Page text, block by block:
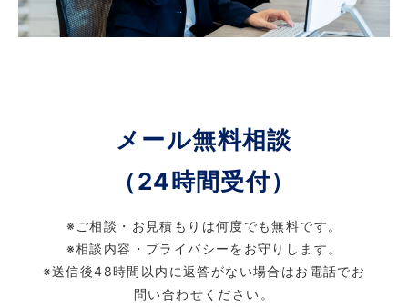
メール無料相談
（24時間受付）
※ご相談・お見積もりは何度でも無料です。
※相談内容・プライバシーをお守りします。
※送信後48時間以内に返答がない場合はお電話でお
問い合わせください。